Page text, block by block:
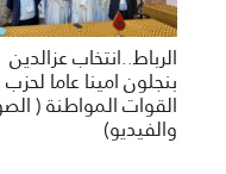
الرباط..انتخاب عزالدين
بنجلون امينا عاما لحزب
القوات المواطنة (
والفيديو)